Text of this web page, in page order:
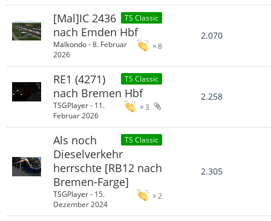
TS Classic
[Mal]IC 2436
nach Emden Hbf
8
Malkondo-8. Februar
2026
2.070
TS Classic
RE1 (4271)
nach Bremen Hbf
3
TSGPlayer- 11.
Februar 2026
2.258
TS Classic
Als noch
Dieselverkehr
herrschte [RB12 nach
Bremen-Farge]
2
TSGPlayer- 15.
Dezember 2024
2.305